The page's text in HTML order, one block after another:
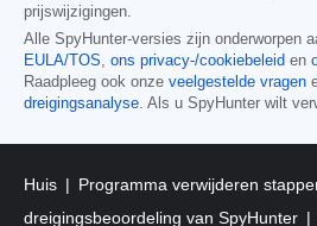
prijswijzigingen.
Alle SpyHunter-versies zijn onderworpen
EULA/TOS, ons privacy-/cookiebeleid en
Raadpleeg ook onze veelgestelde vragen
dreigingsanalyse. Als u SpyHunter wilt
Huis Programma verwijderen
dreigingsbeoordeling van SpyHunter